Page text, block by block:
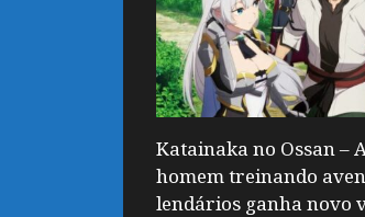
Katainaka no Ossan –
homem treinando
lendários ganha novo